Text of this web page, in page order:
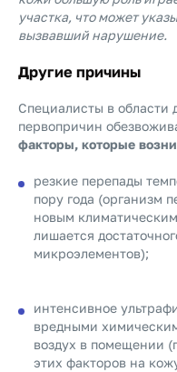
участка, что может
вызвавший нарушение.
Другие причины
Специалисты в области
первопричин
факторы, которые
резкие перепады
пору года (организм
новым
лишается
микроэлементов);
интенсивное
вредными
воздух в помещении
этих факторов на